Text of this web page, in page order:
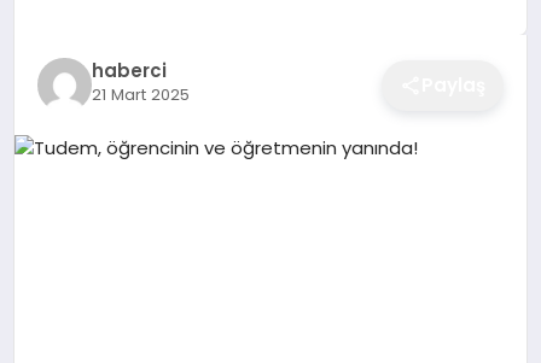
EĞITIMhaberci
21 Mart 2025